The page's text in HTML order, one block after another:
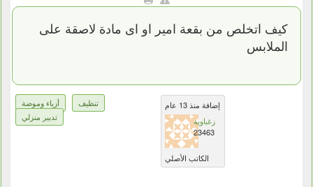
كيف اتخلص من بقعة امير او اى مادة لاصقة على
الملابس
تنظيف
أزياء وموضة
تدبير منزلي
إضافة منذ 13 عام
زغباوية
23463
الكاتب الأصلي